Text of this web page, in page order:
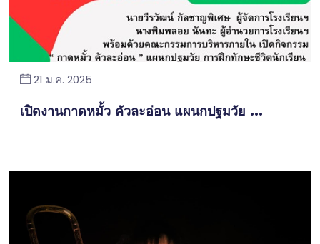
21 ม.ค. 2025
เปิดงานกาดหมั้ว คัวละอ่อน แผนกปฐมวัย ...